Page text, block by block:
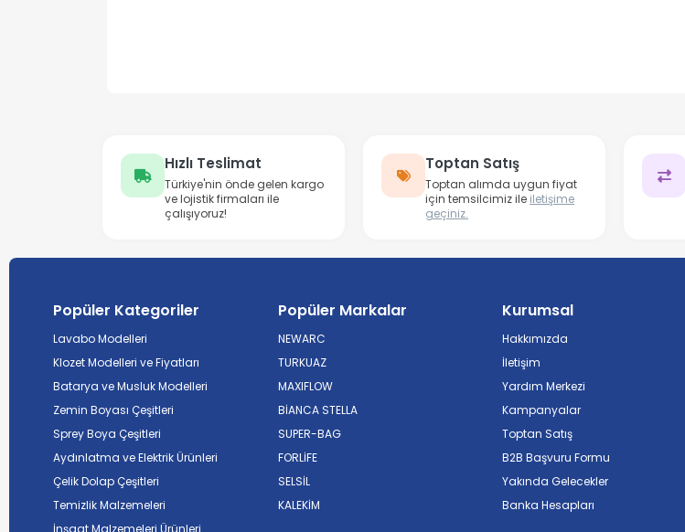
Hızlı Teslimat
Türkiye'nin önde gelen kargo
ve lojistik firmaları ile
çalışıyoruz!
Toptan Satış
Toptan alımda uygun fiyat
için temsilcimiz ile iletişime
geçiniz.
Popüler Kategoriler
Lavabo Modelleri
Klozet Modelleri ve Fiyatları
Batarya ve Musluk Modelleri
Zemin Boyası Çeşitleri
Sprey Boya Çeşitleri
Aydınlatma ve Elektrik Ürünleri
Çelik Dolap Çeşitleri
Temizlik Malzemeleri
Popüler Markalar
NEWARC
TURKUAZ
MAXIFLOW
BİANCA STELLA
SUPER-BAG
FORLİFE
SELSİL
KALEKİM
Kurumsal
Hakkımızda
İletişim
Yardım Merkezi
Kampanyalar
Toptan Satış
B2B Başvuru Formu
Yakında Gelecekler
Banka Hesapları